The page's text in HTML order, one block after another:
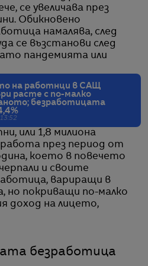
се увеличава през
Обикновено
намалява, след
се възстанови след
пандемията или
на работнци в САЩ
расте с по-малко
безработицата
или 1,8 милиона
през период от
което в повечето
и своите
вариращи в
покриващи по-малко
доход на лицето,
безработица